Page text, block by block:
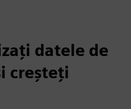
datele de
creșteți